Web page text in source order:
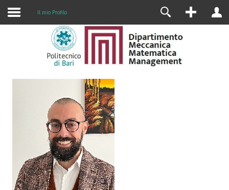
Il mio Profilo